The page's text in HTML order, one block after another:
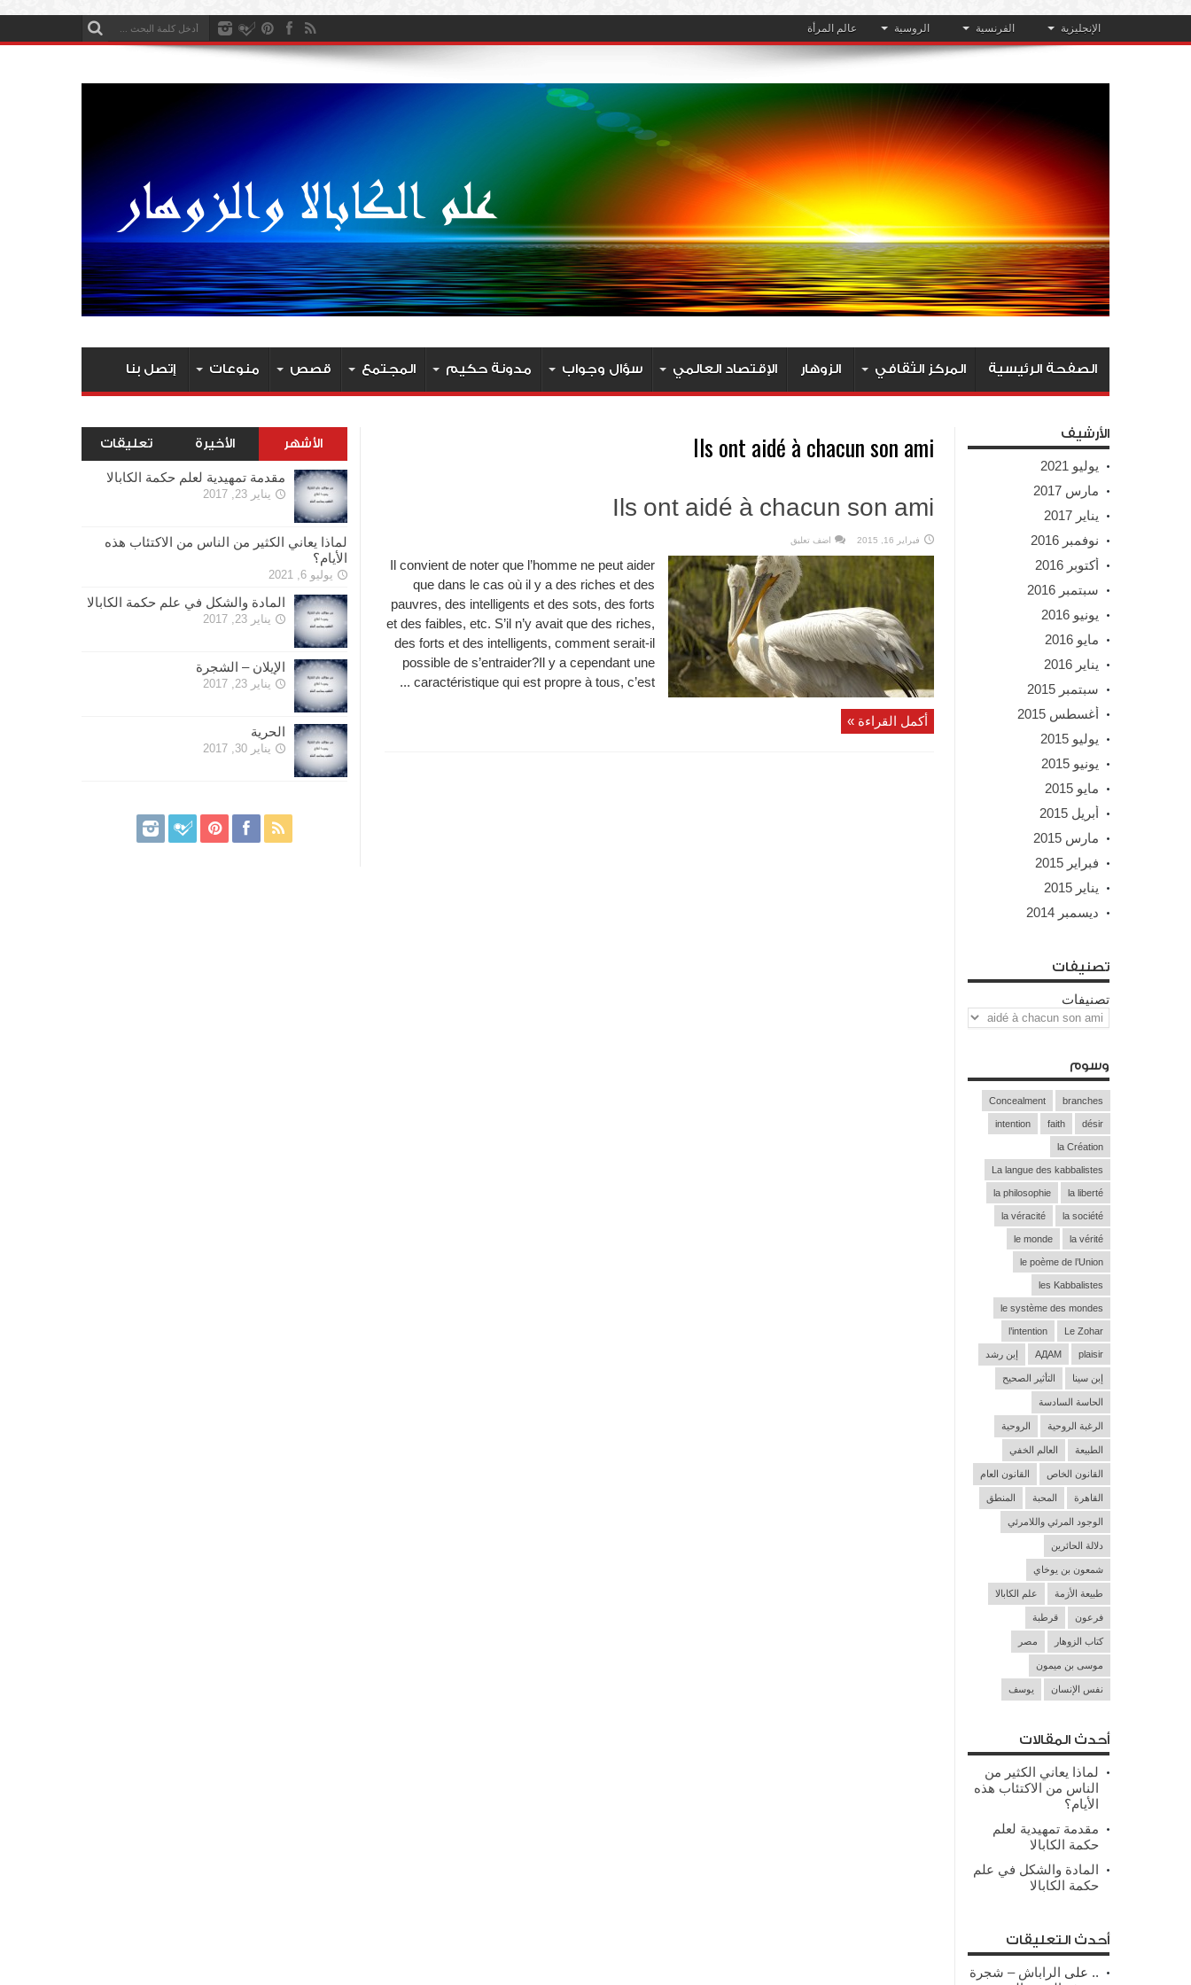
الإنجليزية الفرنسية الروسية عالم المرأة
الصفحة الرئيسية المركز الثقافي الزوهار الإقتصاد العالمي سؤال وجواب مدونة حكيم المجتمع قصص منوعات إتصل بنا
Ils ont aidé à chacun son ami
Ils ont aidé à chacun son ami
فبراير 16, 2015 اضف تعليق
Il convient de noter que l’homme ne peut aider
que dans le cas où il y a des riches et des
pauvres, des intelligents et des sots, des forts
et des faibles, etc. S’il n’y avait que des riches,
des forts et des intelligents, comment serait-il
possible de s’entraider?Il y a cependant une
caractéristique qui est propre à tous, c’est ...
أكمل القراءة »
الأرشيف
يوليو 2021
مارس 2017
يناير 2017
نوفمبر 2016
أكتوبر 2016
سبتمبر 2016
يونيو 2016
مايو 2016
يناير 2016
سبتمبر 2015
أغسطس 2015
يوليو 2015
يونيو 2015
مايو 2015
أبريل 2015
مارس 2015
فبراير 2015
يناير 2015
ديسمبر 2014
تصنيفات
تصنيفات
وسوم
branches
Concealment
désir
faith
intention
la Création
La langue des kabbalistes
la liberté
la philosophie
la société
la véracité
la vérité
le monde
le poème de l’Union
les Kabbalistes
le système des mondes
Le Zohar
l’intention
plaisir
АДАМ إبن رشد
إبن سينا التأثير الصحيح
الحاسة السادسة
الرغبة الروحية الروحية
الطبيعة العالم الخفي
القانون الخاص القانون العام
القاهرة المحبة المنطق
الوجود المرئي واللامرئي
دلالة الحائرين
شمعون بن يوخاي
طبيعة الأزمة علم الكابالا
فرعون قرطبة
كتاب الزوهار مصر
موسى بن ميمون
نفس الإنسان يوسف
أحدث المقالات
لماذا يعاني الكثير من
الناس من الاكتئاب هذه
الأيام؟
مقدمة تمهيدية لعلم
حكمة الكابالا
المادة والشكل في علم
حكمة الكابالا
أحدث التعليقات
.. على الراباش – شجرة
الأشهر الأخيرة تعليقات
مقدمة تمهيدية لعلم حكمة الكابالا
يناير 23, 2017
لماذا يعاني الكثير من الناس من الاكتئاب هذه
الأيام؟
يوليو 6, 2021
المادة والشكل في علم حكمة الكابالا
يناير 23, 2017
الإيلان – الشجرة
يناير 23, 2017
الحرية
يناير 30, 2017